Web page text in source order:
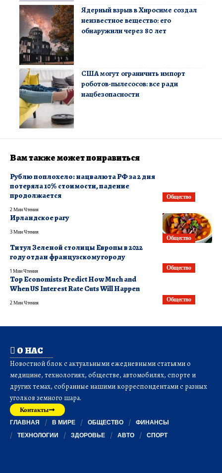
Ядерный взрыв в Хиросиме создал
неизвестное вещество: его
обнаружили через 80 лет
США могут ограничить импорт
роботов-пылесосов: все ради
нацбезопасности
Вам также может понравиться
Общество
​Рублю поплохело: нацвалюта РФ за 2 дня
потеряла 10% стоимости, падение
продолжается
2 Мин Чтения
Общество
Ирландское рагу
3 Мин Чтения
Общество
Титул Зеленой столицы Европы в 2022
году отдан французскому городу
1 Мин Чтения
Общество
Top Economists Predict How Much and
When US Interest Rate Cuts Will Happen
2 Мин Чтения
О НАС
Новостной блок с актуальными ежедневными статьями о
медицине, технологиях, обществе, автомобилях, спорте и
других темах, собранные нашими корреспондентами с разных
уголков земного шара.
Контакты
ГЛАВНАЯ В МИРЕ ОБЩЕСТВО
ФИНАНСЫ
ТЕХНОЛОГИИ
ЗДОРОВЬЕ АВТО СПОРТ